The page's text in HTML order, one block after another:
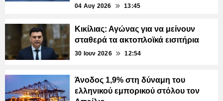
04 Αυγ 2026 13:45
Κικίλιας: Αγώνας για να μείνουν
σταθερά τα ακτοπλοϊκά εισιτήρια
30 Ιουν 2026 12:54
Άνοδος 1,9% στη δύναμη του
ελληνικού εμπορικού στόλου τον